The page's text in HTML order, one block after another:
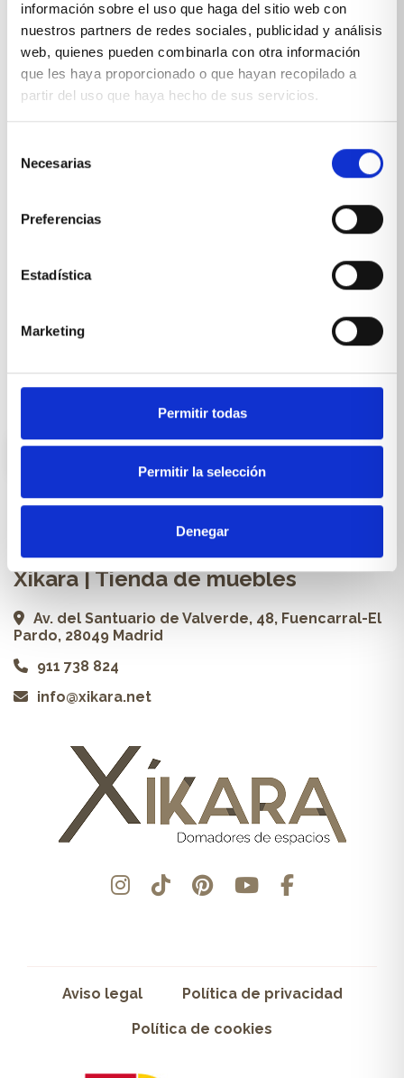
información sobre el uso que haga del sitio web con
nuestros partners de redes sociales, publicidad y análisis
web, quienes pueden combinarla con otra información
que les haya proporcionado o que hayan recopilado a
partir del uso que haya hecho de sus servicios.
Necesarias
Preferencias
Estadística
Marketing
Permitir todas
Permitir la selección
Denegar
Inicio
Blog
Reseñas Google
SOLICITA UNA CITA
Condiciones de venta
Carpintería a medida
Proyectos
ES
Contacto
Xikara | Tienda de muebles
Av. del Santuario de Valverde, 48, Fuencarral-El
Pardo, 28049 Madrid
911 738 824
info@xikara.net
Aviso legal Política de privacidad
Política de cookies